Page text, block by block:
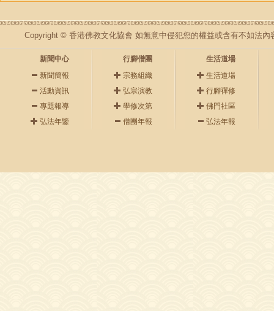
Copyright © 香港佛教文化協會 如無意中侵犯您的權益或含有不如法內
新聞中心
新聞簡報
活動資訊
專題報導
弘法年鑒
行腳僧團
宗務組織
弘宗演教
學修次第
僧團年報
生活道場
生活道場
行腳禪修
佛門社區
弘法年報